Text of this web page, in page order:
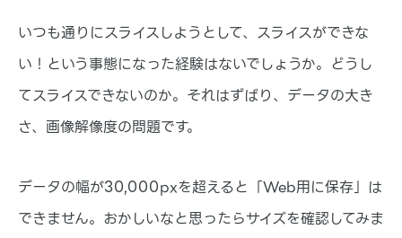
いつも通りにスライスしようとして、スライスができな
い！という事態になった経験はないでしょうか。どうし
てスライスできないのか。それはずばり、データの大き
さ、画像解像度の問題です。
データの幅が30,000pxを超えると「Web用に保存」は
できません。おかしいなと思ったらサイズを確認してみま